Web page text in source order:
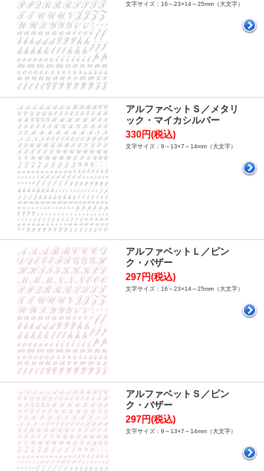
文字サイズ：16～23×14～25mm（大文字）
アルファベットＳ／メタリ
ック・マイカシルバー
330円(税込)
文字サイズ：9～13×7～14mm（大文字）
アルファベットＬ／ピン
ク・バザー
297円(税込)
文字サイズ：16～23×14～25mm（大文字）
アルファベットＳ／ピン
ク・バザー
297円(税込)
文字サイズ：9～13×7～14mm（大文字）